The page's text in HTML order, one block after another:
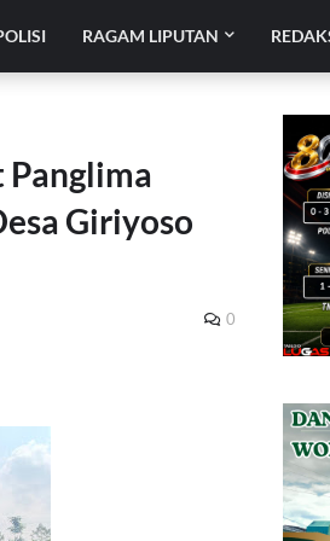
RAGAM LIPUTAN
Giriyoso
0